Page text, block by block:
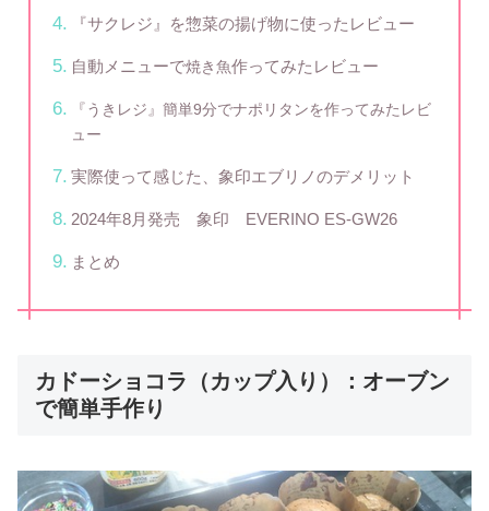
『サクレジ』を惣菜の揚げ物に使ったレビュー
自動メニューで焼き魚作ってみたレビュー
『うきレジ』簡単9分でナポリタンを作ってみたレビ
ュー
実際使って感じた、象印エブリノのデメリット
2024年8月発売 象印 EVERINO ES-GW26
まとめ
カドーショコラ（カップ入り）：オーブン
で簡単手作り